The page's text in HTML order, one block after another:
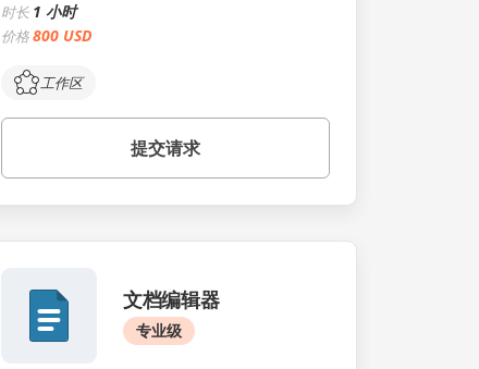
时长 1 小时
价格800 USD
工作区
提交请求
文档编辑器
专业级